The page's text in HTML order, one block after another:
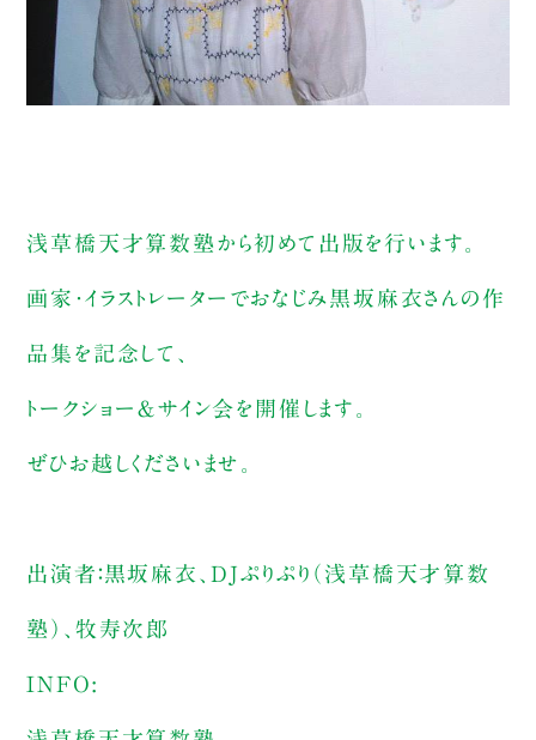
浅草橋天才算数塾から初めて出版を行います。
画家・イラストレーターでおなじみ黒坂麻衣さんの作
品集を記念して、
トークショー＆サイン会を開催します。
ぜひお越しくださいませ。
出演者：黒坂麻衣、DJぷりぷり（浅草橋天才算数
塾）、牧寿次郎
INFO: